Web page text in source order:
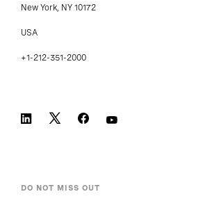
New York, NY 10172
USA
+1-212-351-2000
DO NOT MISS OUT